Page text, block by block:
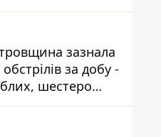
зазнала
за добу -
шестеро